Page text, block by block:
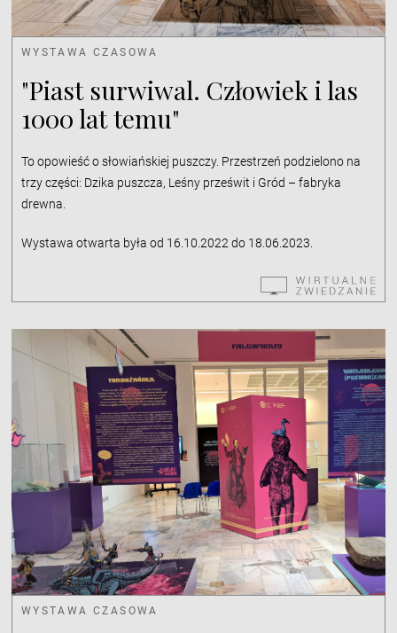
WYSTAWA CZASOWA
"Piast surwiwal. Człowiek i las
1000 lat temu"
To opowieść o słowiańskiej puszczy. Przestrzeń podzielono na
trzy części: Dzika puszcza, Leśny prześwit i Gród – fabryka
drewna.
Wystawa otwarta była od 16.10.2022 do 18.06.2023.
WYSTAWA CZASOWA